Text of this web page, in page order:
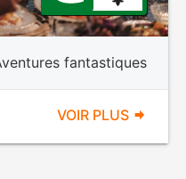
fantastiques
VOIR PLUS